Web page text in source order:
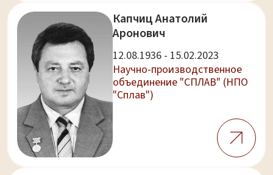
Капчиц Анатолий
Аронович
12.08.1936 - 15.02.2023
Научно-производственное
объединение "СПЛАВ" (НПО
"Сплав")